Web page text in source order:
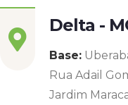
Delta -
Base:
Rua Adail
Jardim